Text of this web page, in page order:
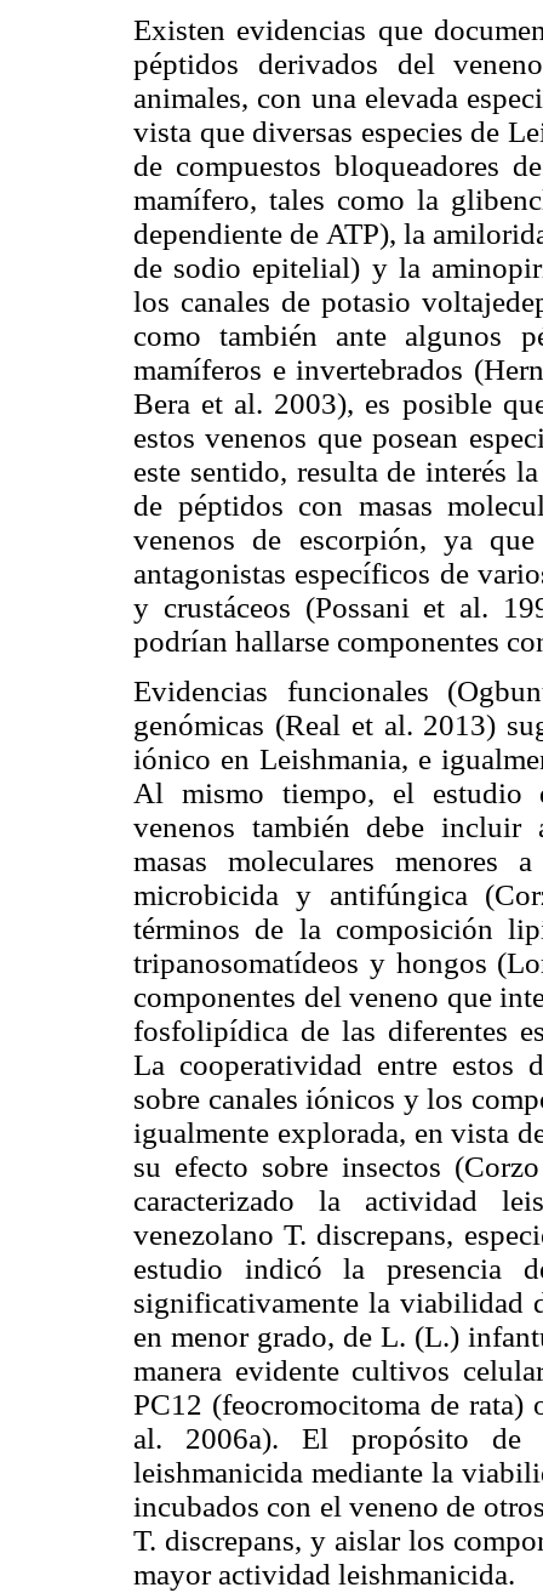
Existen evidencias que
péptidos derivados del
animales, con una elevada
vista que diversas especies de
de compuestos bloqueadores
mamífero, tales como la
dependiente de ATP), la
de sodio epitelial) y la
los canales de potasio
como también ante algunos
mamíferos e invertebrados
Bera et al. 2003), es posible
estos venenos que posean
este sentido, resulta de interés
de péptidos con masas
venenos de escorpión, ya
antagonistas específicos de
y crustáceos (Possani et al.
podrían hallarse componentes
Evidencias funcionales
genómicas (Real et al. 2013)
iónico en Leishmania, e
Al mismo tiempo, el estudio
venenos también debe incluir
masas moleculares
microbicida y antifúngica
términos de la composición
tripanosomatídeos y hongos
componentes del veneno que
fosfolipídica de las diferentes
La cooperatividad entre estos
sobre canales iónicos y los
igualmente explorada, en vista
su efecto sobre insectos
caracterizado la actividad
venezolano T. discrepans,
estudio indicó la presencia
significativamente la viabilidad
en menor grado, de L. (L.)
manera evidente cultivos
PC12 (feocromocitoma de
al. 2006a). El propósito de
leishmanicida mediante la
incubados con el veneno de
T. discrepans, y aislar los
mayor actividad leishmanicida.